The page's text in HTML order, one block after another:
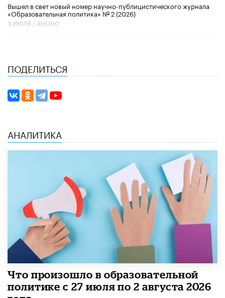
Вышел в свет новый номер научно-публицистического журнала
«Образовательная политика» № 2 (2026)
3 ИЮЛЯ / АНОНС
ПОДЕЛИТЬСЯ
АНАЛИТИКА
​Что произошло в образовательной
политике с 27 июля по 2 августа 2026